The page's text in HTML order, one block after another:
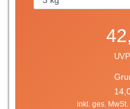
inkl. ges. MwSt.